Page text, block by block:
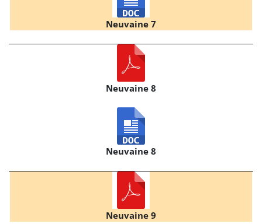
Neuvaine 7
Neuvaine 8
Neuvaine 8
Neuvaine 9